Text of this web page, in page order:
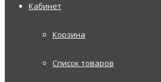
Кабинет
Корзина
Список товаров